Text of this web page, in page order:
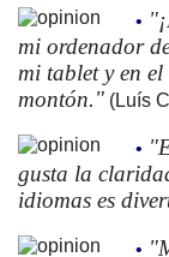
•
mi ordenador
mi tablet y en el
montón." (Luís
•
gusta la
idiomas es
•